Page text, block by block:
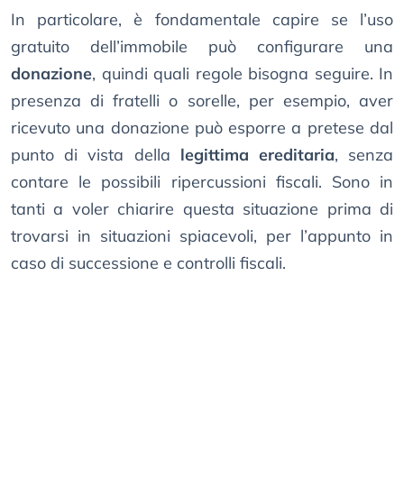
In particolare, è fondamentale capire se l’uso
gratuito dell’immobile può configurare una
donazione, quindi quali regole bisogna seguire. In
presenza di fratelli o sorelle, per esempio, aver
ricevuto una donazione può esporre a pretese dal
punto di vista della legittima ereditaria, senza
contare le possibili ripercussioni fiscali. Sono in
tanti a voler chiarire questa situazione prima di
trovarsi in situazioni spiacevoli, per l’appunto in
caso di successione e controlli fiscali.